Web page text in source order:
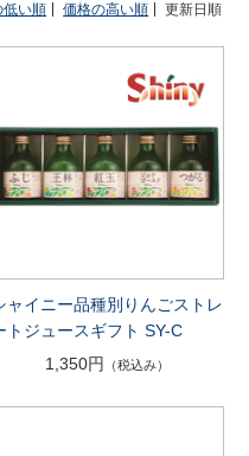
低い順 価格の高い順 更新日順
ャイニー品種別りんごストレ
トジュースギフト SY-C
1,350円
（税込み）